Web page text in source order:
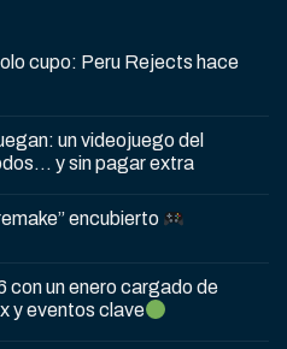
cupo: Peru Rejects hace
un videojuego del
y sin pagar extra
encubierto
con un enero cargado de
y eventos clave